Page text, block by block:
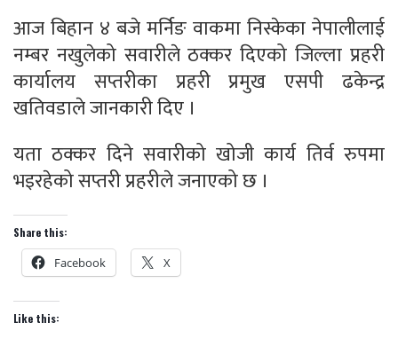
आज बिहान ४ बजे मर्निङ वाकमा निस्केका नेपालीलाई
नम्बर नखुलेको सवारीले ठक्कर दिएको जिल्ला प्रहरी
कार्यालय सप्तरीका प्रहरी प्रमुख एसपी ढकेन्द्र
खतिवडाले जानकारी दिए ।
यता ठक्कर दिने सवारीको खोजी कार्य तिर्व रुपमा
भइरहेको सप्तरी प्रहरीले जनाएको छ ।
Share this:
Facebook X
Like this: